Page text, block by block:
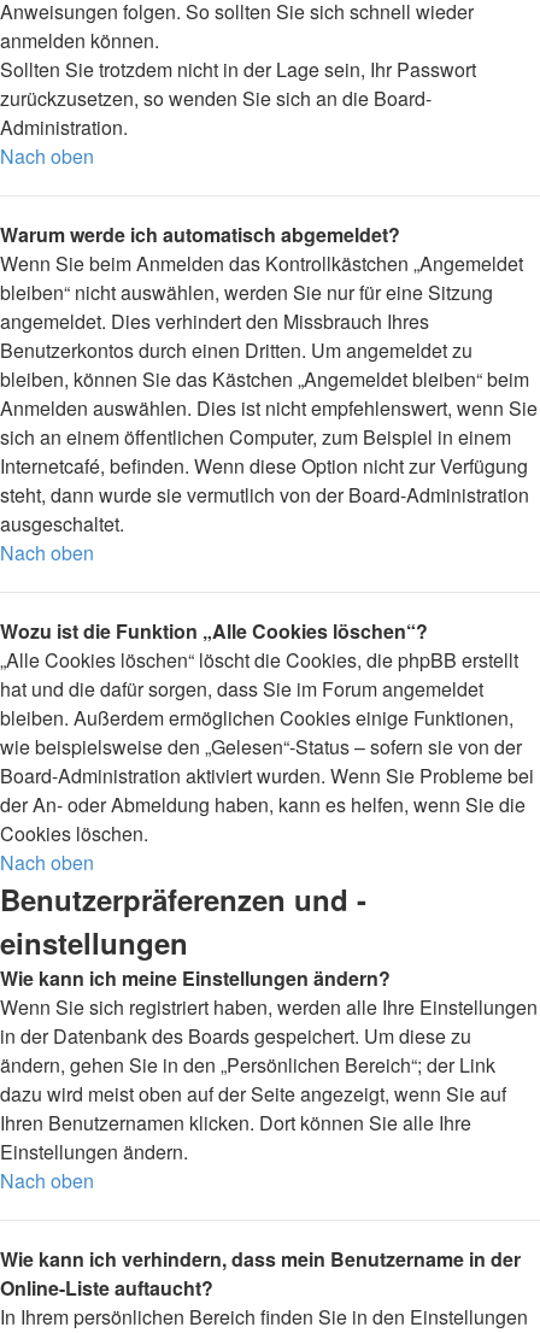
Anweisungen folgen. So sollten Sie sich schnell wieder
anmelden können.
Sollten Sie trotzdem nicht in der Lage sein, Ihr Passwort
zurückzusetzen, so wenden Sie sich an die Board-
Administration.
Nach oben
Warum werde ich automatisch abgemeldet?
Wenn Sie beim Anmelden das Kontrollkästchen „Angemeldet
bleiben“ nicht auswählen, werden Sie nur für eine Sitzung
angemeldet. Dies verhindert den Missbrauch Ihres
Benutzerkontos durch einen Dritten. Um angemeldet zu
bleiben, können Sie das Kästchen „Angemeldet bleiben“ beim
Anmelden auswählen. Dies ist nicht empfehlenswert, wenn Sie
sich an einem öffentlichen Computer, zum Beispiel in einem
Internetcafé, befinden. Wenn diese Option nicht zur Verfügung
steht, dann wurde sie vermutlich von der Board-Administration
ausgeschaltet.
Nach oben
Wozu ist die Funktion „Alle Cookies löschen“?
„Alle Cookies löschen“ löscht die Cookies, die phpBB erstellt
hat und die dafür sorgen, dass Sie im Forum angemeldet
bleiben. Außerdem ermöglichen Cookies einige Funktionen,
wie beispielsweise den „Gelesen“-Status – sofern sie von der
Board-Administration aktiviert wurden. Wenn Sie Probleme bei
der An- oder Abmeldung haben, kann es helfen, wenn Sie die
Cookies löschen.
Nach oben
Benutzerpräferenzen und -
einstellungen
Wie kann ich meine Einstellungen ändern?
Wenn Sie sich registriert haben, werden alle Ihre Einstellungen
in der Datenbank des Boards gespeichert. Um diese zu
ändern, gehen Sie in den „Persönlichen Bereich“; der Link
dazu wird meist oben auf der Seite angezeigt, wenn Sie auf
Ihren Benutzernamen klicken. Dort können Sie alle Ihre
Einstellungen ändern.
Nach oben
Wie kann ich verhindern, dass mein Benutzername in der
Online-Liste auftaucht?
In Ihrem persönlichen Bereich finden Sie in den Einstellungen